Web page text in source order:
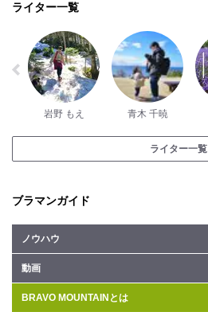
ライター一覧
岩野 もえ 青木 千暁
ライター一覧
ブラマンガイド
ノウハウ
動画
BRAVO MOUNTAINとは